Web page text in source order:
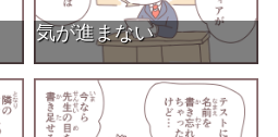
気が進まない